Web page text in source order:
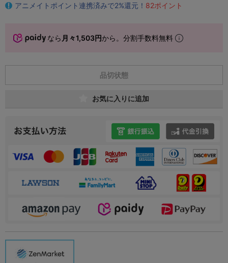
アニメイトポイント連携済みで2%還元！ 82ポイント
なら 月々1,503円から。分割手数料無料
品切状態
お気に入りに追加